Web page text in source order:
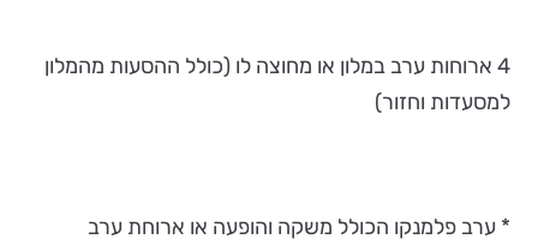
4 ארוחות ערב במלון או מחוצה לו (כולל ההסעות מהמלון
למסעדות וחזור)
* ערב פלמנקו הכולל משקה והופעה או ארוחת ערב